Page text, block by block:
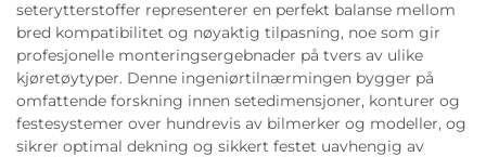
seterytterstoffer representerer en perfekt balanse mellom
bred kompatibilitet og nøyaktig tilpasning, noe som gir
profesjonelle monteringsergebnader på tvers av ulike
kjøretøytyper. Denne ingeniørtilnærmingen bygger på
omfattende forskning innen setedimensjoner, konturer og
festesystemer over hundrevis av bilmerker og modeller, og
sikrer optimal dekning og sikkert festet uavhengig av